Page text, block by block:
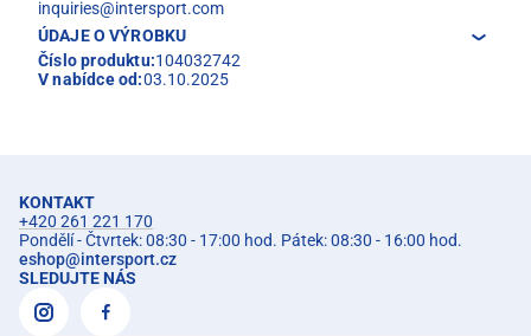
inquiries@intersport.com
ÚDAJE O VÝROBKU
Číslo produktu:104032742
V nabídce od:03.10.2025
KONTAKT
+420 261 221 170
Pondělí - Čtvrtek: 08:30 - 17:00 hod. Pátek: 08:30 - 16:00 hod.
eshop@intersport.cz
SLEDUJTE NÁS